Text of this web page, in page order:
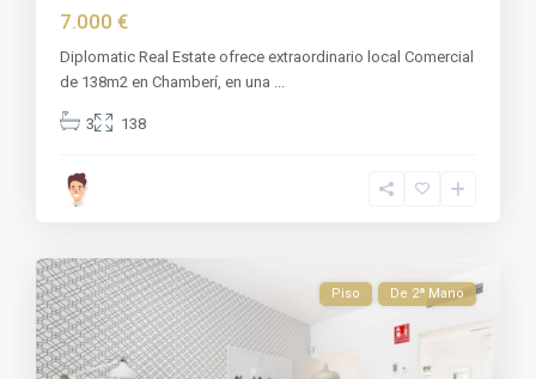
7.000 €
Diplomatic Real Estate ofrece extraordinario local Comercial
de 138m2 en Chamberí, en una
3 138
Piso De 2ª Mano